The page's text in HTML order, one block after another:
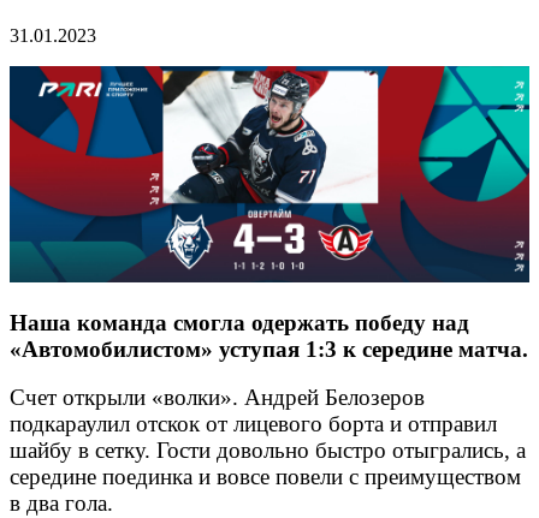
31.01.2023
Наша команда смогла одержать победу над
«Автомобилистом» уступая 1:3 к середине матча.
Счет открыли «волки». Андрей Белозеров
подкараулил отскок от лицевого борта и отправил
шайбу в сетку. Гости довольно быстро отыгрались, а
середине поединка и вовсе повели с преимуществом
в два гола.